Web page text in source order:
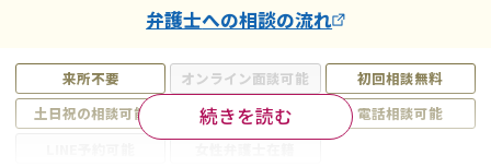
来所不要 オンライン面談可能
初回相談無料
土日祝の相談可能
19時以降電話可能
電話相談可能
続きを読む
弁護士への相談の流れ